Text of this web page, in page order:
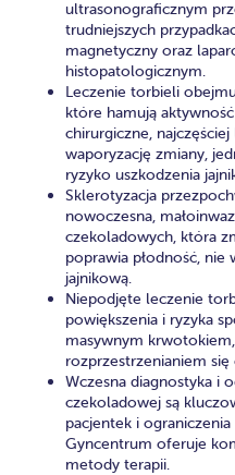
ultrasonograficznym
trudniejszych
magnetyczny oraz
histopatologicznym.
Leczenie torbieli
które hamują
chirurgiczne,
waporyzację zmiany,
ryzyko uszkodzenia
Sklerotyzacja
nowoczesna,
czekoladowych, która
poprawia płodność, nie
jajnikową.
Niepodjęte leczenie
powiększenia i ryzyka
masywnym
rozprzestrzenianiem
Wczesna diagnostyka i
czekoladowej są
pacjentek i
Gyncentrum oferuje
metody terapii.